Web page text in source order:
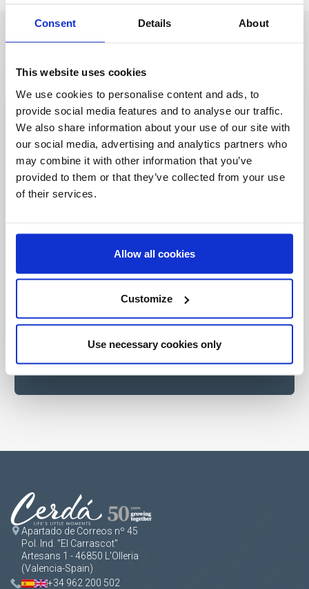
Consent Details About
This website uses cookies
We use cookies to personalise content and ads, to
provide social media features and to analyse our traffic.
We also share information about your use of our site with
our social media, advertising and analytics partners who
may combine it with other information that you’ve
provided to them or that they’ve collected from your use
of their services.
Allow all cookies
Customize
Use necessary cookies only
Seja o primeiro a
saber
Ofertas especiais, eventos e notícias do
mundo do licenciamento, tudo com um clique
de um botão.
Apartado de Correos nº 45
Pol. Ind. "El Carrascot"
Artesans 1 - 46850 L'Olleria
(Valencia-Spain)
+34 962 200 502